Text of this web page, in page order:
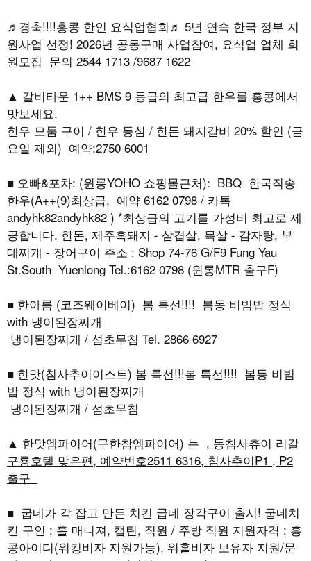
♬경축!!!!홍콩 한인 요식업협회♬ 5년 연속 한국 정부 지
원사업 선정! 2026년 공동구매 사업참여, 요식업 업체 회
원모집 문의 2544 1713 /9687 1622
▲ 갈비타운 1++ BMS 9 등급의 최고급 한우를 홍콩에서
맛보세요.
한우 모둠 구이 / 한우 등심 / 한돈 돼지갈비 20% 할인 (금
요일 제외) 예약:2750 6001
■ 오빠&포차: (윈롱YOHO 쇼핑몰근처): BBQ 한국직송
한우(A++(9)최상급, 예약 6162 0798 / 카톡
andyhk82andyhk82 ) *최상급의 고기를 가성비 최고로 제
공합니다. 한돈, 제주흑돼지 - 삼겹살, 목살 - 감자탕, 부
대찌개 - 장어구이 주소 : Shop 74-76 G/F9 Fung Yau
St.South Yuenlong Tel.:6162 0798 (윈롱MTR 출구F)
■ 한아름 (코즈웨이베이) 봄 특선!!!! 봄동 비빔밥 정식
with 냉이된장찌개
냉이된장찌개 / 섬초무침 Tel. 2866 6927
■ 한맛(침사추이이스트) 봄 특선!!!봄 특선!!!! 봄동 비빔
밥 정식 with 냉이된장찌개
냉이된장찌개 / 섬초무침
▲ 한맛엠파이어(구한참엠파이어) 는 , 동침사츄이 리갈
구룡호텔 맞은편, 예약번호2511 6316, 침사추이P1 , P2
출구
■ 굽네가 각 잡고 만든 치킨 굽네 장각구이 출시! 굽네치
킨 구인 : 홀 매니져, 캡틴, 직원 / 주방 직원 지원자격 : 홍
콩아이디(워킹비자 지원가능), 워홀비자 보유자 지원/문